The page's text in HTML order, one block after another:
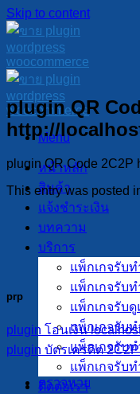
Skip to content
Menu
หน้าหลัก
สินค้า
แจ้งชำระเงิน
บทความ
บริการ
แพ็กเกจรับท
แพ็กเกจรับท
แพ็กเกจรับดู
แพ็กเกจรับท
แพ็กเกจรับท
แพ็กเกจรับท
ติดต่อเรา
plugin QR
http://
plugin QR Code 2C2P
This entry was posted
prp
plugin โอนเงิน
plugin บัตรเครดิต
ตรวจหวย